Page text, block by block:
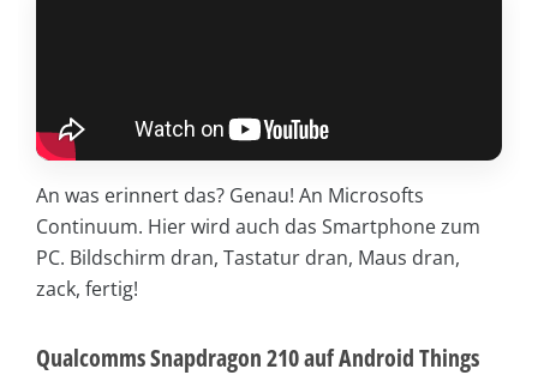
An was erinnert das? Genau! An Microsofts
Continuum. Hier wird auch das Smartphone zum
PC. Bildschirm dran, Tastatur dran, Maus dran,
zack, fertig!
Qualcomms Snapdragon 210 auf Android Things